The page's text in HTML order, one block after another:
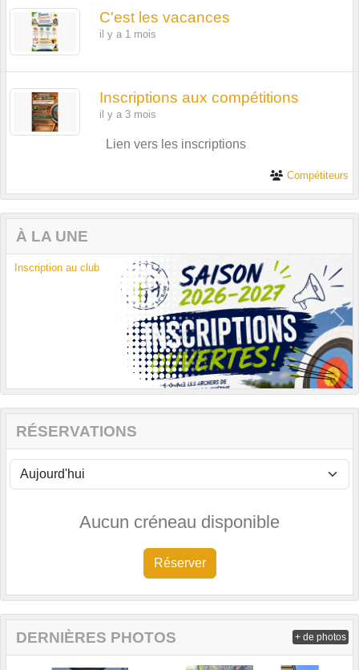
C'est les vacances
il y a 1 mois
Inscriptions aux compétitions
il y a 3 mois
Lien vers les inscriptions
Compétiteurs
À LA UNE
Inscription au club
Next
RÉSERVATIONS
Aucun créneau disponible
Réserver
DERNIÈRES PHOTOS + de photos